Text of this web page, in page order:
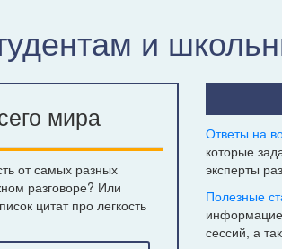
и
мира
от самых разных
разговоре? Или
цитат про легкость
Ответы на
которые
эксперты
Полезные
сессий, а